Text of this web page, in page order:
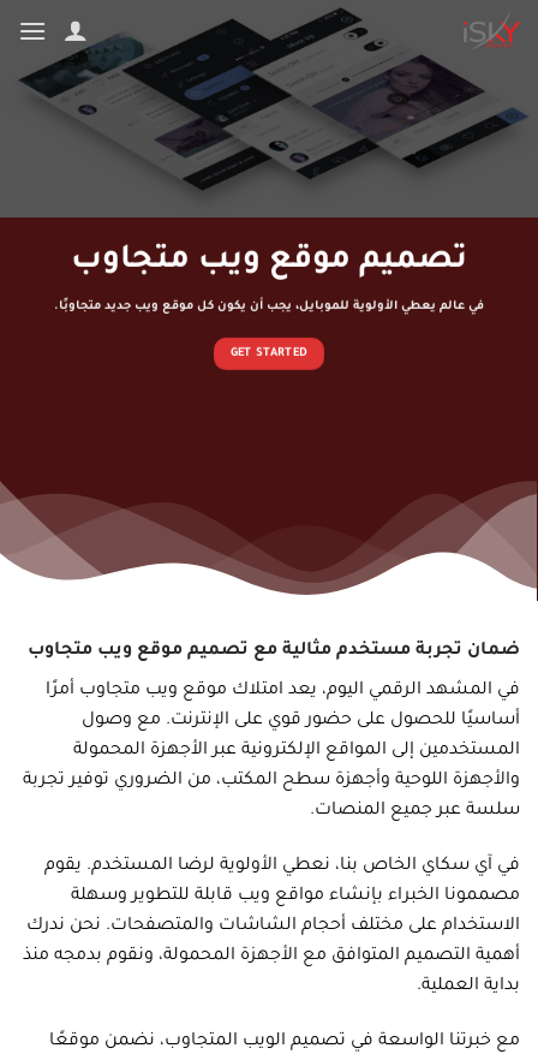
تخطي
للمحتوى
تصميم موقع ويب متجاوب
في عالم يعطي الأولوية للموبايل، يجب أن يكون كل موقع ويب جديد متجاوبًا.
GET STARTED
ضمان تجربة مستخدم مثالية مع تصميم موقع ويب متجاوب
في المشهد الرقمي اليوم، يعد امتلاك موقع ويب متجاوب أمرًا
أساسيًا للحصول على حضور قوي على الإنترنت. مع وصول
المستخدمين إلى المواقع الإلكترونية عبر الأجهزة المحمولة
والأجهزة اللوحية وأجهزة سطح المكتب، من الضروري توفير تجربة
سلسة عبر جميع المنصات.
في آي سكاي الخاص بنا، نعطي الأولوية لرضا المستخدم. يقوم
مصممونا الخبراء بإنشاء مواقع ويب قابلة للتطوير وسهلة
الاستخدام على مختلف أحجام الشاشات والمتصفحات. نحن ندرك
أهمية التصميم المتوافق مع الأجهزة المحمولة، ونقوم بدمجه منذ
بداية العملية.
مع خبرتنا الواسعة في تصميم الويب المتجاوب، نضمن موقعًا